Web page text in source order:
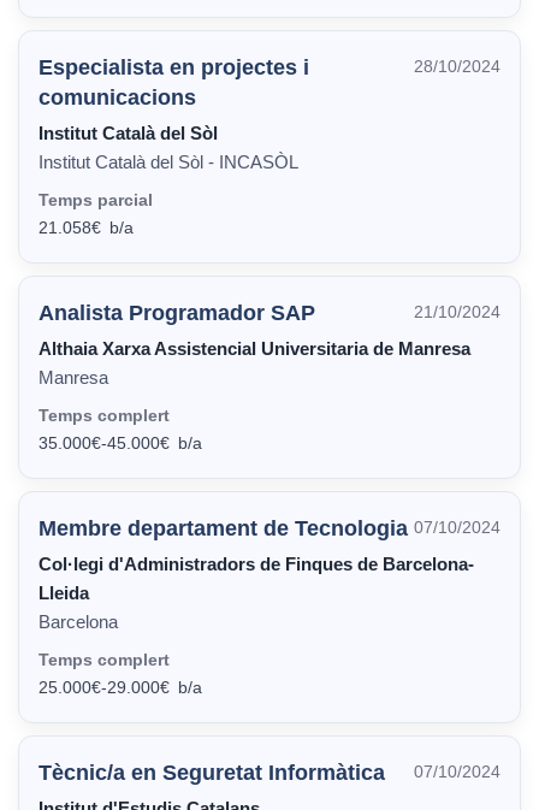
Especialista en projectes i
comunicacions
28/10/2024
Institut Català del Sòl
Institut Català del Sòl - INCASÒL
Temps parcial
21.058€
Analista Programador SAP 21/10/2024
Althaia Xarxa Assistencial Universitaria de Manresa
Manresa
Temps complert
35.000€-45.000€
Membre departament de Tecnologia 07/10/2024
Col·legi d'Administradors de Finques de Barcelona-
Lleida
Barcelona
Temps complert
25.000€-29.000€
Tècnic/a en Seguretat Informàtica 07/10/2024